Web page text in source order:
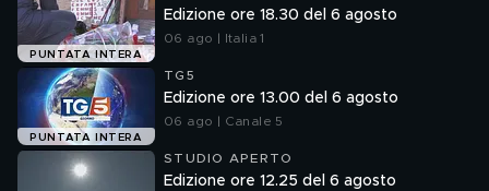
PUNTATA INTERA
Edizione ore 18.30 del 6 agosto
06 ago | Italia 1
PUNTATA INTERA
TG5
Edizione ore 13.00 del 6 agosto
06 ago | Canale 5
STUDIO APERTO
Edizione ore 12.25 del 6 agosto